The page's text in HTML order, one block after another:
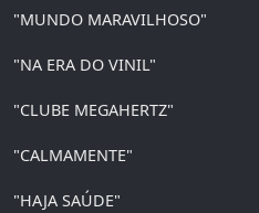
"MUNDO MARAVILHOSO"
"NA ERA DO VINIL"
"CLUBE MEGAHERTZ"
"CALMAMENTE"
"HAJA SAÚDE"